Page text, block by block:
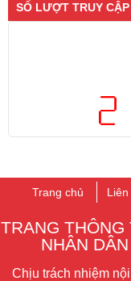
SỐ LƯỢT TRUY CẬP
Trang chủ Liên
TRANG
NHÂN
Chịu trách nhiệm